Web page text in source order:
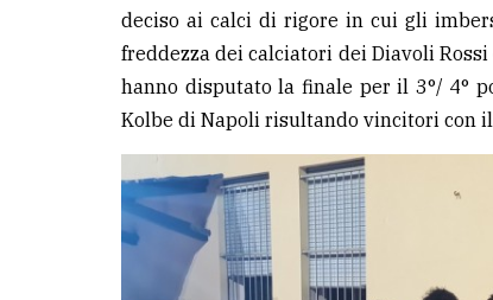
deciso ai calci di rigore in cui gli
freddezza dei calciatori dei Diavoli
hanno disputato la finale per il 3°/ 4°
Kolbe di Napoli risultando vincitori con